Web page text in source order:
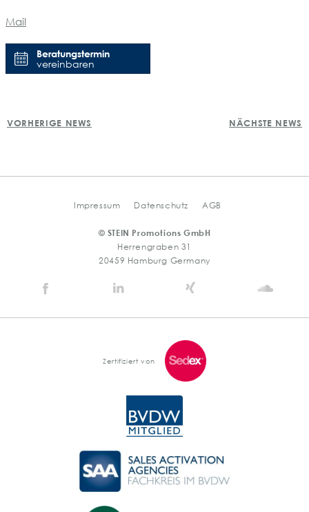
Mail
Beratungstermin
vereinbaren
POST
VORHERIGE NEWS NÄCHSTE NEWS
Impressum Datenschutz AGB
© STEIN Promotions GmbH
Herrengraben 31
20459 Hamburg Germany
@
@
@
Stein
@
Zertifiziert von